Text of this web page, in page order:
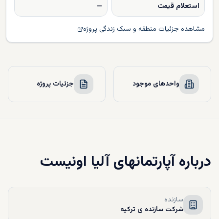
استعلام قیمت —
مشاهده جزئیات منطقه و سبک زندگی پروژه
واحدهای موجود جزئیات پروژه
دربارهآپارتمانهای آلیا اونیست
سازنده
شرکت سازنده ی ترکیه